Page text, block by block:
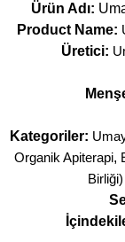
Ürün Adı:
Product Name:
Üretici:
Kategoriler:
Organik Apiterapi,